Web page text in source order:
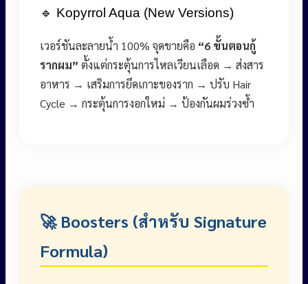
🔹 Kopyrrol Aqua (New Versions)
เวอร์ชันละลายน้ำ 100% จุดขายคือ “6 ขั้นตอนกู้
รากผม” ตั้งแต่กระตุ้นการไหลเวียนเลือด → ส่งสาร
อาหาร → เสริมการยึดเกาะของราก → ปรับ Hair
Cycle → กระตุ้นการงอกใหม่ → ป้องกันผมร่วงซ้ำ
🚀 Boosters (สำหรับ Signature
Formula)